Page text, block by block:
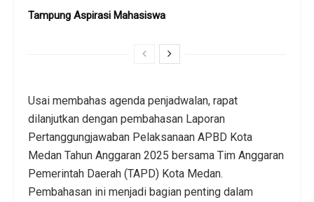
Tampung Aspirasi Mahasiswa
Usai membahas agenda penjadwalan, rapat
dilanjutkan dengan pembahasan Laporan
Pertanggungjawaban Pelaksanaan APBD Kota
Medan Tahun Anggaran 2025 bersama Tim Anggaran
Pemerintah Daerah (TAPD) Kota Medan.
Pembahasan ini menjadi bagian penting dalam